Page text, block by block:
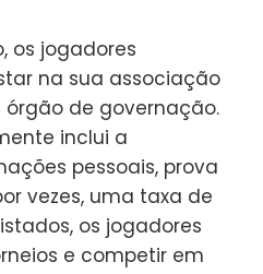
os jogadores
na sua associação
de governação.
inclui a
pessoais, prova
vezes, uma taxa de
os jogadores
e competir em